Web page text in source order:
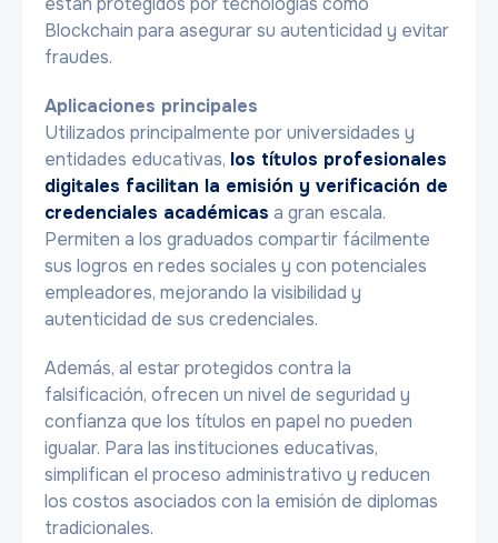
Blockchain para asegurar su autenticidad y evitar
fraudes.
Aplicaciones principales
Utilizados principalmente por universidades y
entidades educativas, los títulos profesionales
digitales facilitan la emisión y verificación de
credenciales académicas a gran escala.
Permiten a los graduados compartir fácilmente
sus logros en redes sociales y con potenciales
empleadores, mejorando la visibilidad y
autenticidad de sus credenciales.
Además, al estar protegidos contra la
falsificación, ofrecen un nivel de seguridad y
confianza que los títulos en papel no pueden
igualar. Para las instituciones educativas,
simplifican el proceso administrativo y reducen
los costos asociados con la emisión de diplomas
tradicionales.